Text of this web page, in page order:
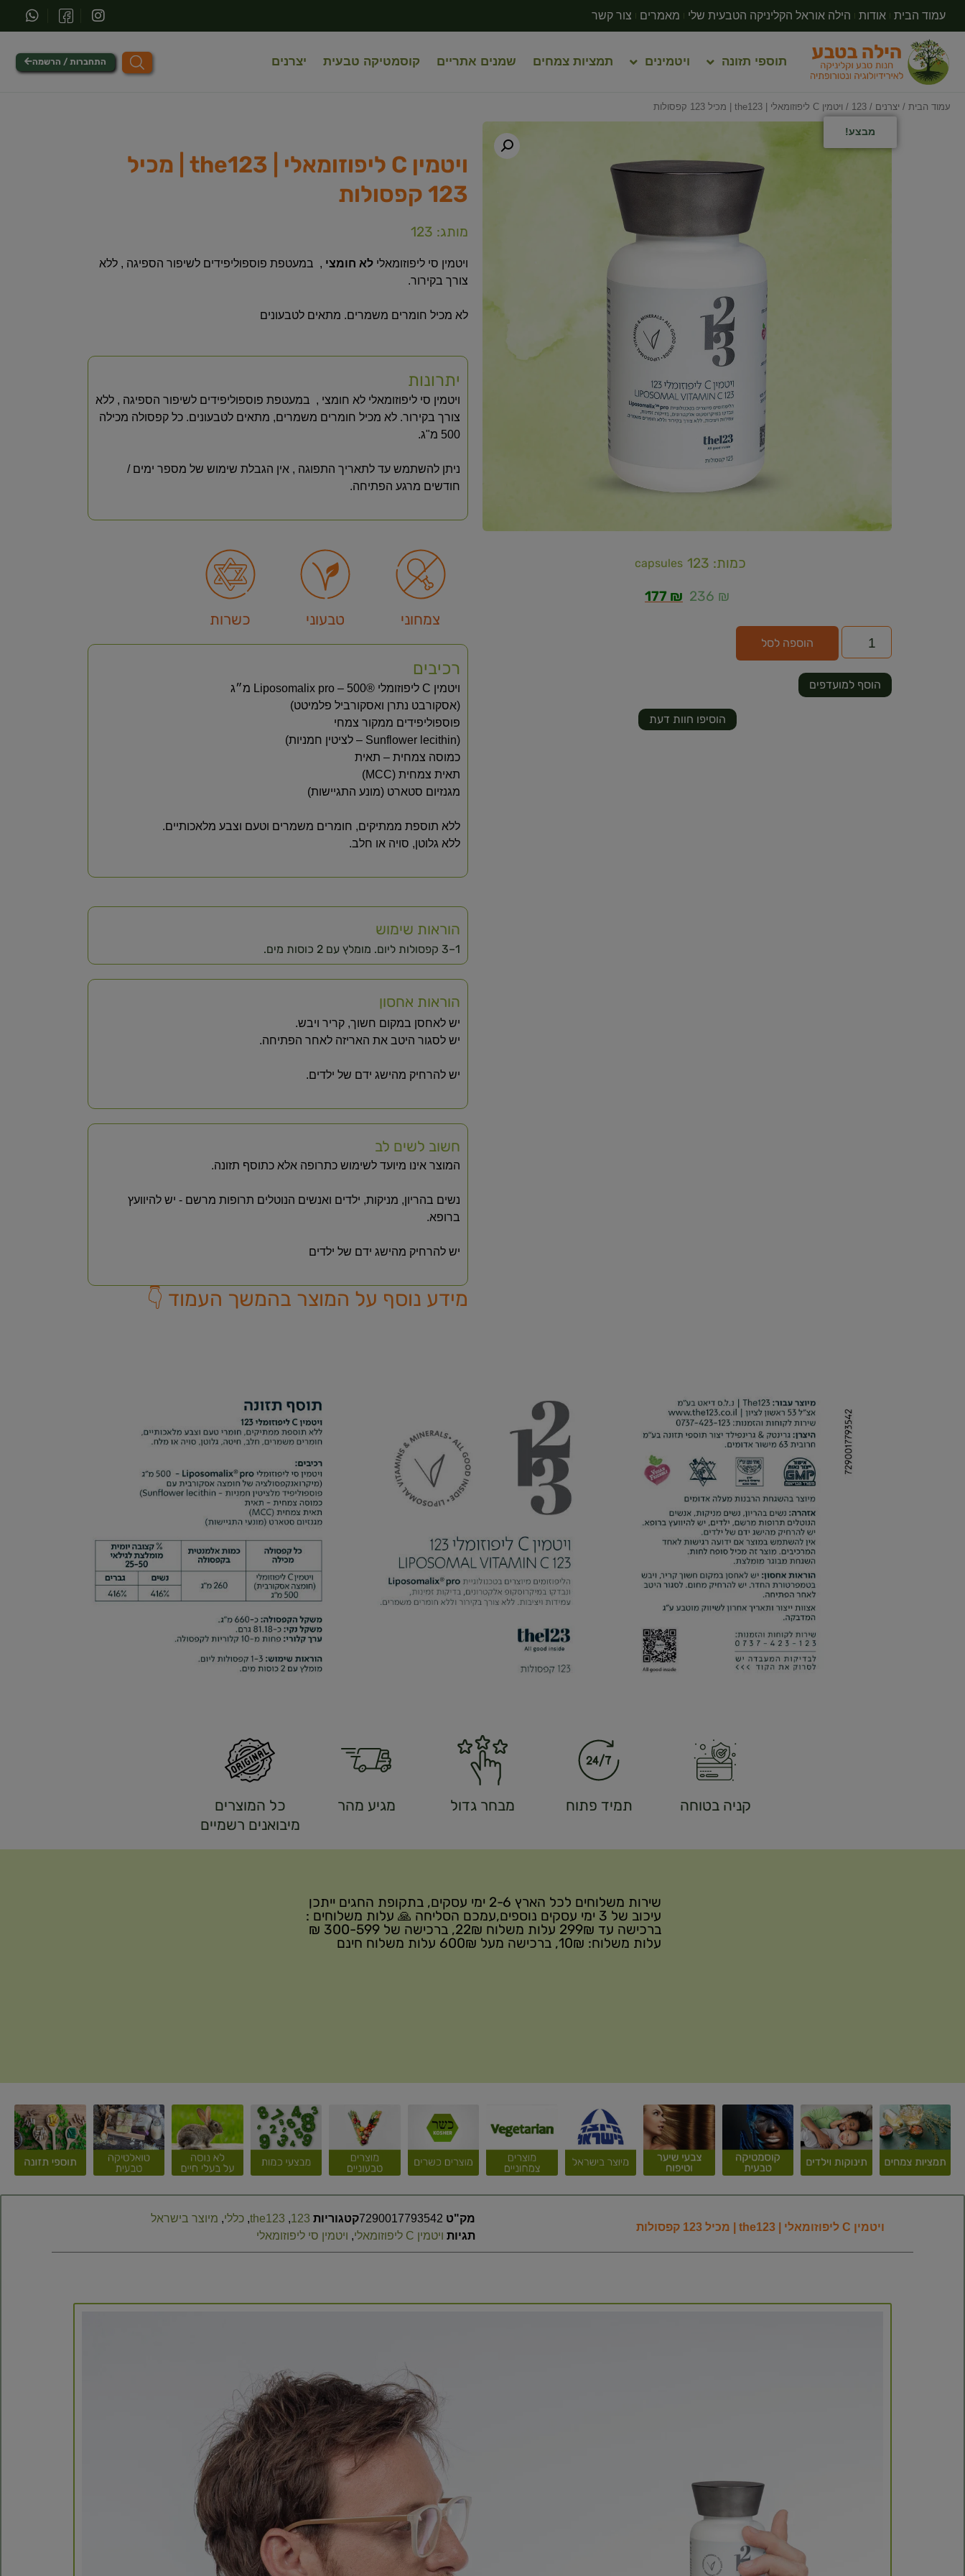
עמוד הבית אודות הילה אוראל הקליניקה הטבעית שלי מאמרים צור קשר
תוספי תזונה ויטמינים תמציות צמחים שמנים אתריים קוסמטיקה טבעית יצרנים התחברות / הרשמה
עמוד הבית / יצרנים /
123 / ויטמין C ליפוזומאלי | the123 | מכיל 123 קפסולות
מבצע!
כמות: 123 capsules
236 ₪
177 ₪
הוספה לסל
הוסיפו חוות דעת
הוסף למועדפים
ויטמין C ליפוזומאלי | the123 | מכיל
123 קפסולות
מותג: 123
ויטמין סי ליפוזומאלי לא חומצי , במעטפת פוספוליפידים לשיפור הספיגה , ללא
צורך בקירור.
לא מכיל חומרים משמרים. מתאים לטבעונים
יתרונות
ויטמין סי ליפוזומאלי לא חומצי , במעטפת פוספוליפידים לשיפור הספיגה , ללא
צורך בקירור. לא מכיל חומרים משמרים, מתאים לטבעונים. כל קפסולה מכילה
500 מ"ג.
ניתן להשתמש עד לתאריך התפוגה , אין הגבלת שימוש של מספר ימים /
חודשים מרגע הפתיחה.
צמחוני טבעוני כשרות
רכיבים
ויטמין C ליפוזומלי ®Liposomalix pro – 500 מ״ג
(אסקורבט נתרן ואסקורביל פלמיטט)
פוספוליפידים ממקור צמחי
(Sunflower lecithin – לציטין חמניות)
כמוסה צמחית – תאית
תאית צמחית (MCC)
מגנזיום סטארט (מונע התגיישות)
ללא תוספת ממתיקים, חומרים משמרים וטעם וצבע מלאכותיים.
ללא גלוטן, סויה או חלב.
הוראות שימוש
1–3 קפסולות ליום. מומלץ עם 2 כוסות מים.
הוראות אחסון
יש לאחסן במקום חשוך, קריר ויבש.
יש לסגור היטב את האריזה לאחר הפתיחה.
יש להרחיק מהישג ידם של ילדים.
חשוב לשים לב
המוצר אינו מיועד לשימוש כתרופה אלא כתוסף תזונה.
נשים בהריון, מניקות, ילדים ואנשים הנוטלים תרופות מרשם - יש להיוועץ
ברופא.
יש להרחיק מהישג ידם של ילדים
מידע נוסף על המוצר בהמשך העמוד 👇
קניה בטוחה תמיד פתוח מבחר גדול מגיע מהר
כל המוצרים
מיבואנים רשמיים
שירות משלוחים לכל הארץ 2-6 ימי עסקים, בתקופת החגים ייתכן
עיכוב של 3 ימי עסקים נוספים,עמכם הסליחה 🙏 עלות משלוחים :
ברכישה עד 299₪ עלות משלוח 22₪, ברכישה של 300-599 ₪
עלות משלוח: 10₪, ברכישה מעל 600₪ עלות משלוח חינם
ויטמין C ליפוזומאלי | the123 | מכיל 123 קפסולות
מק"ט 7290017793542קטגוריות 123
,
the123
, כללי, מיוצר בישראל
תגיות ויטמין C ליפוזומאלי , ויטמין סי ליפוזומאלי